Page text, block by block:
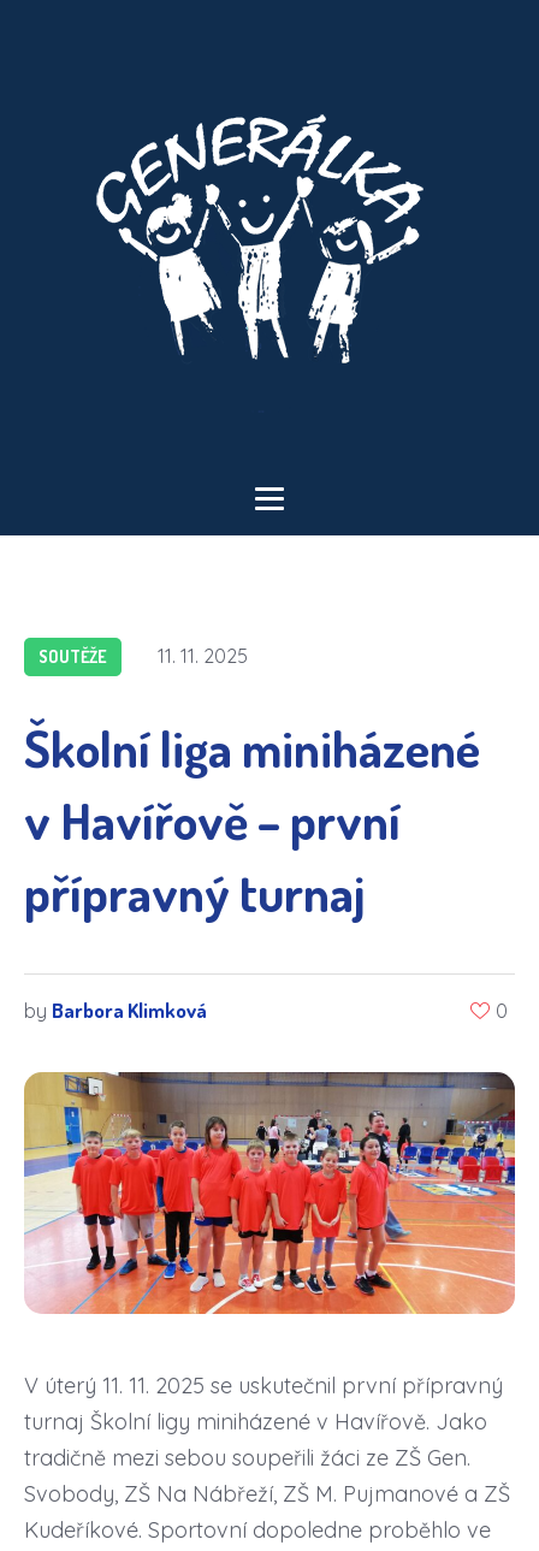
SOUTĚŽE 11. 11. 2025
Školní liga miniházené
v Havířově – první
přípravný turnaj
by Barbora Klimková 0
V úterý 11. 11. 2025 se uskutečnil první přípravný
turnaj Školní ligy miniházené v Havířově. Jako
tradičně mezi sebou soupeřili žáci ze ZŠ Gen.
Svobody, ZŠ Na Nábřeží, ZŠ M. Pujmanové a ZŠ
Kudeříkové. Sportovní dopoledne proběhlo ve